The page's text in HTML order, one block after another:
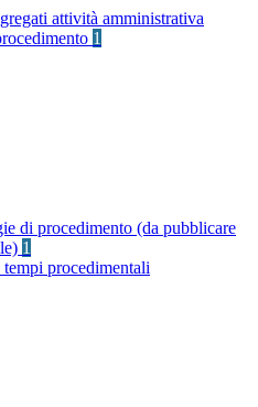
attività amministrativa
1
di procedimento (da pubblicare
1
procedimentali